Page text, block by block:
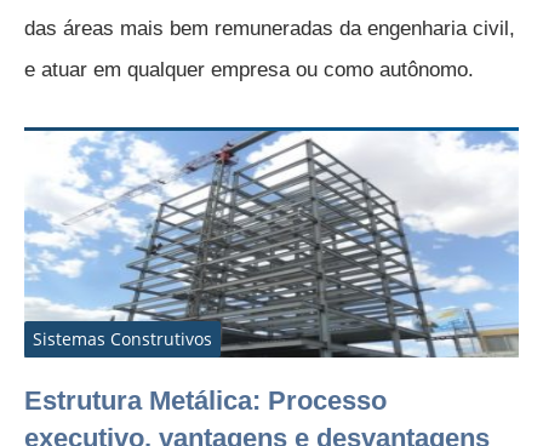
das áreas mais bem remuneradas da engenharia civil,
e atuar em qualquer empresa ou como autônomo.
Sistemas Construtivos
Estrutura Metálica: Processo
executivo, vantagens e desvantagens